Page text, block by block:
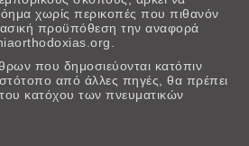
χωρίς περικοπές που πιθανόν
προϋπόθεση την αναφορά
που δημοσιεύονται κατόπιν
από άλλες πηγές, θα πρέπει
κατόχου των πνευματικών